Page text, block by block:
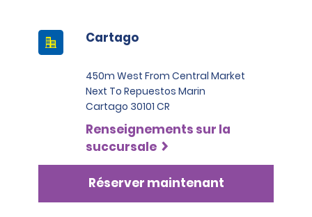
Cartago
450m West From Central Market
Next To Repuestos Marin
Cartago 30101 CR
Renseignements sur la
succursale
Réserver maintenant